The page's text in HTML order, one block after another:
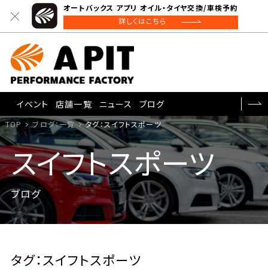
オートバックス アプリ オイル・タイヤ交換/車検予約
詳しくはこちら
イベント 店舗一覧 ニュース ブログ
TOP ブログ：一覧 タグ：スイフトスポーツ
スイフトスポーツ
ブログ
タグ：スイフトスポーツ